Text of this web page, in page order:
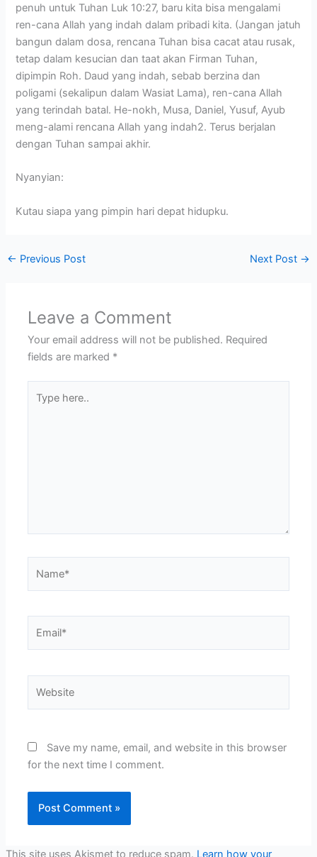
penuh untuk Tuhan Luk 10:27, baru kita bisa mengalami
ren-cana Allah yang indah dalam pribadi kita. (Jangan jatuh
bangun dalam dosa, rencana Tuhan bisa cacat atau rusak,
tetap dalam kesucian dan taat akan Firman Tuhan,
dipimpin Roh. Daud yang indah, sebab berzina dan
poligami (sekalipun dalam Wasiat Lama), ren-cana Allah
yang terindah batal. He-nokh, Musa, Daniel, Yusuf, Ayub
meng-alami rencana Allah yang indah2. Terus berjalan
dengan Tuhan sampai akhir.
Nyanyian:
Kutau siapa yang pimpin hari depat hidupku.
← Previous Post Next Post →
Leave a Comment
Your email address will not be published. Required
fields are marked *
here..
Save my name, email, and website in this browser
for the next time I comment.
This site uses Akismet to reduce spam. Learn how your